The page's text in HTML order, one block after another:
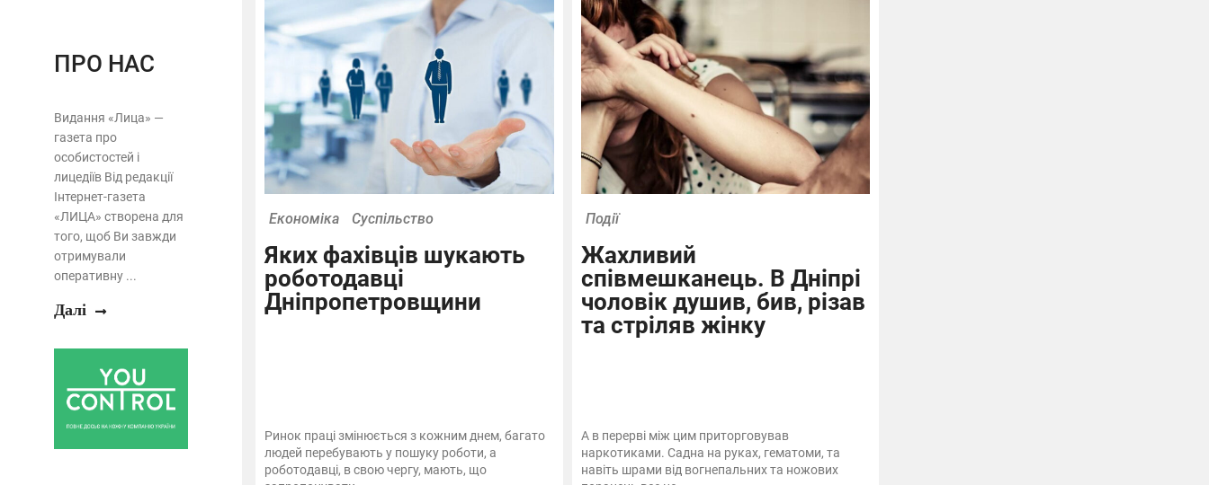
ПРО НАС
Видання «Лица» —
газета про
особистостей і
лицедіїв Від редакції
Інтернет-газета
«ЛИЦА» створена для
того, щоб Ви завжди
отримували
оперативну ...
Далі
Економіка Суспільство
Яких фахівців шукають
роботодавці
Дніпропетровщини
Ринок праці змінюється з кожним днем, багато
людей перебувають у пошуку роботи, а
роботодавці, в свою чергу, мають, що
Події
Жахливий
співмешканець. В Дніпрі
чоловік душив, бив, різав
та стріляв жінку
А в перерві між цим приторговував
наркотиками. Садна на руках, гематоми, та
навіть шрами від вогнепальних та ножових